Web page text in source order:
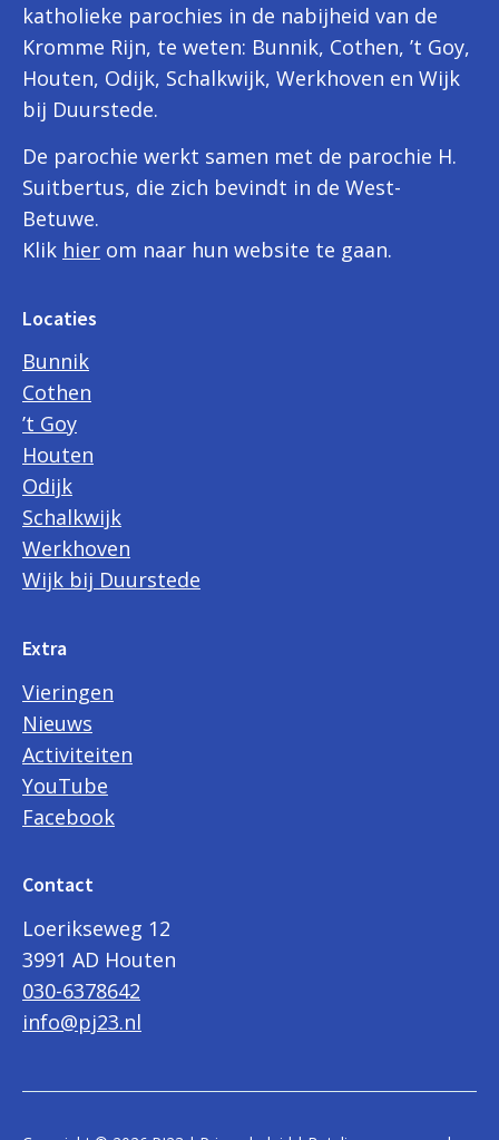
katholieke parochies in de nabijheid van de
Kromme Rijn, te weten: Bunnik, Cothen, ’t Goy,
Houten, Odijk, Schalkwijk, Werkhoven en Wijk
bij Duurstede.
De parochie werkt samen met de parochie H.
Suitbertus, die zich bevindt in de West-
Betuwe.
Klik hier om naar hun website te gaan.
Locaties
Bunnik
Cothen
’t Goy
Houten
Odijk
Schalkwijk
Werkhoven
Wijk bij Duurstede
Extra
Vieringen
Nieuws
Activiteiten
YouTube
Facebook
Contact
Loerikseweg 12
3991 AD Houten
030-6378642
info@pj23.nl